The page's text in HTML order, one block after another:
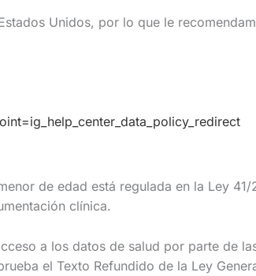
Unidos, por lo que le
de edad está regulada en la Ley 41/
clínica.
a los datos de salud por parte de las
el Texto Refundido de la Ley